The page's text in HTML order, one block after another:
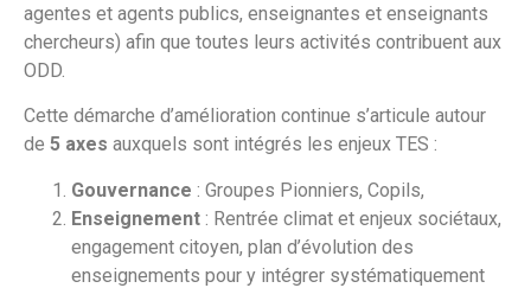
agentes et agents publics, enseignantes et enseignants
chercheurs) afin que toutes leurs activités contribuent aux
ODD.
Cette démarche d’amélioration continue s’articule autour
de 5 axes auxquels sont intégrés les enjeux TES :
Gouvernance : Groupes Pionniers, Copils,
Enseignement : Rentrée climat et enjeux sociétaux,
engagement citoyen, plan d’évolution des
enseignements pour y intégrer systématiquement